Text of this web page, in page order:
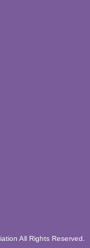
All Rights Reserved.